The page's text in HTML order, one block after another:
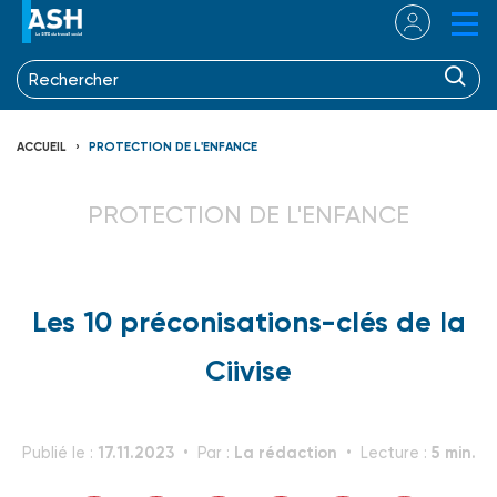
ACCUEIL PROTECTION DE L'ENFANCE
PROTECTION DE L'ENFANCE
Les 10 préconisations-clés de la
Ciivise
Publié le : 17.11.2023 Par : La rédaction Lecture : 5 min.